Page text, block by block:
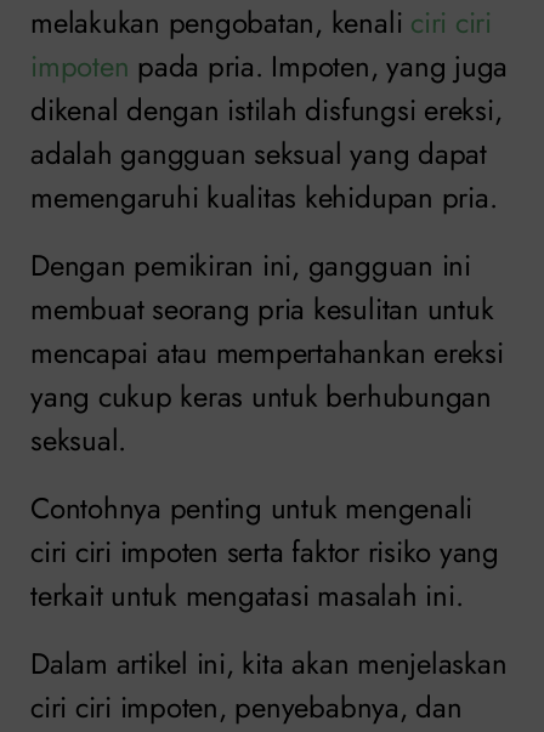
melakukan pengobatan, kenali ciri ciri
impoten pada pria. Impoten, yang juga
dikenal dengan istilah disfungsi ereksi,
adalah gangguan seksual yang dapat
memengaruhi kualitas kehidupan pria.
Dengan pemikiran ini, gangguan ini
membuat seorang pria kesulitan untuk
mencapai atau mempertahankan ereksi
yang cukup keras untuk berhubungan
seksual.
Contohnya penting untuk mengenali
ciri ciri impoten serta faktor risiko yang
terkait untuk mengatasi masalah ini.
Dalam artikel ini, kita akan menjelaskan
ciri ciri impoten, penyebabnya, dan